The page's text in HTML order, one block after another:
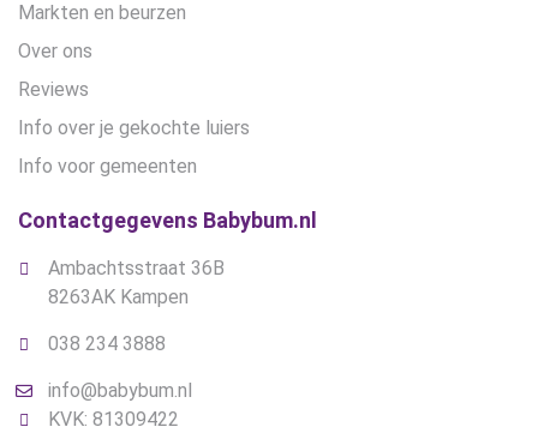
Markten en beurzen
Over ons
Reviews
Info over je gekochte luiers
Info voor gemeenten
Contactgegevens Babybum.nl
Ambachtsstraat 36B
8263AK Kampen
038 234 3888
info@babybum.nl
KVK: 81309422